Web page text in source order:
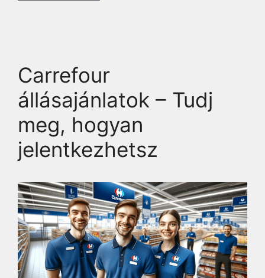
Carrefour
állásajánlatok – Tudj
meg, hogyan
jelentkezhetsz